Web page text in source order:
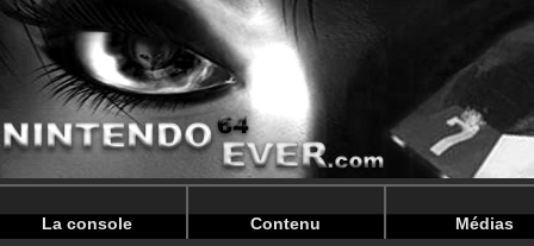
Warning: Undefined array key "HTTP_REFERER" in /
Warning: Undefined array key "HTTP_REFERER" in /
La console Contenu Médias